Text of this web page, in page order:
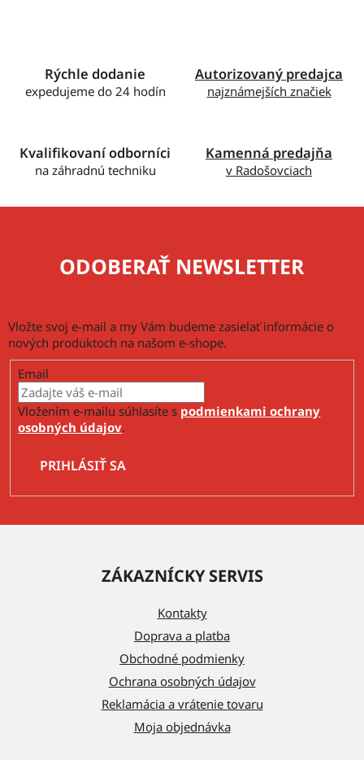
i
Rýchle dodanie
expedujeme do 24 hodín
Autorizovaný predajca
najznámejších značiek
Kvalifikovaní odborníci
na záhradnú techniku
Kamenná predajňa
v Radošovciach
ODOBERAŤ NEWSLETTER
Vložte svoj e-mail a my Vám budeme zasielať informácie o
nových produktoch na našom e-shope.
Email
Vložením e-mailu súhlasíte s podmienkami ochrany
osobných údajov.
PRIHLÁSIŤ SA
ZÁKAZNÍCKY SERVIS
Kontakty
Doprava a platba
Obchodné podmienky
Ochrana osobných údajov
Reklamácia a vrátenie tovaru
Moja objednávka